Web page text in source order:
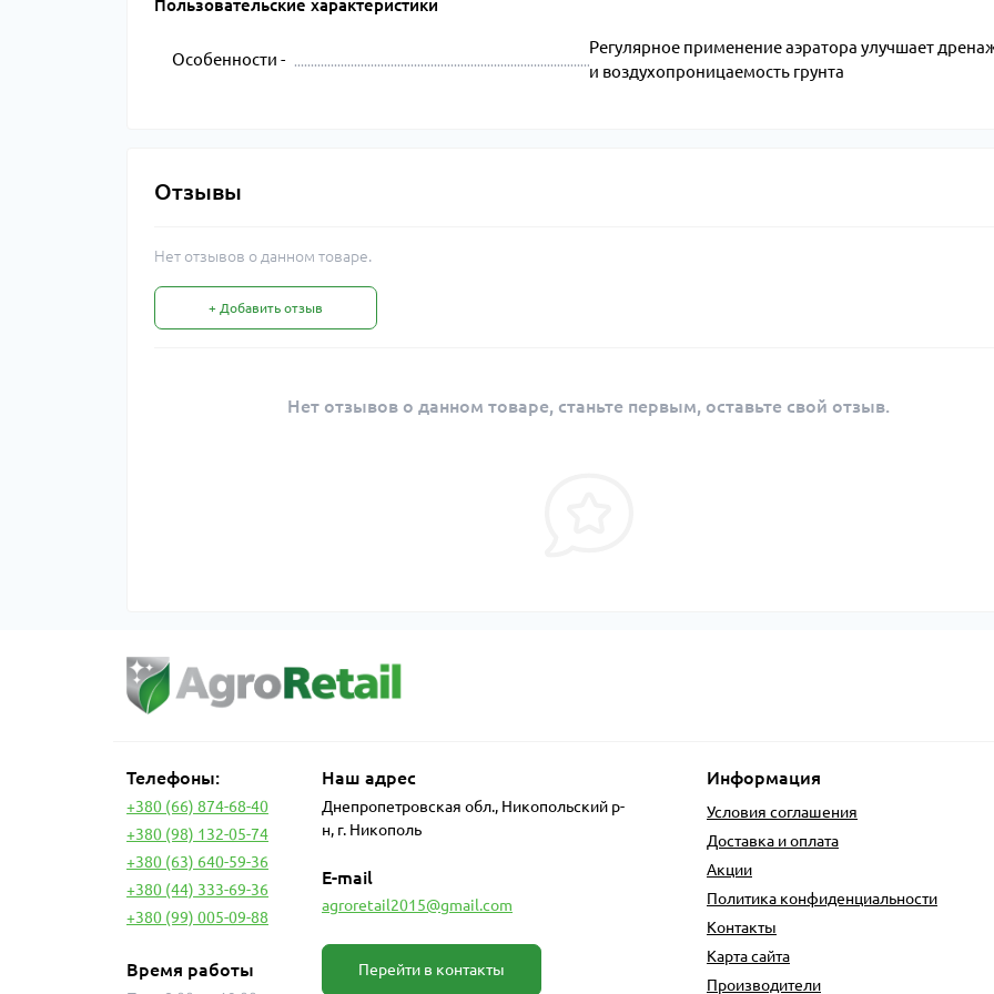
Пользовательские характеристики
Особенности -
Регулярное применение аэратора улучшает
и воздухопроницаемость грунта
Отзывы
Нет отзывов о данном товаре.
+ Добавить отзыв
Нет отзывов о данном товаре, станьте первым, оставьте свой отзыв.
Телефоны:
+380 (66) 874-68-40
+380 (98) 132-05-74
+380 (63) 640-59-36
+380 (44) 333-69-36
+380 (99) 005-09-88
Время работы
Наш адрес
Днепропетровская обл., Никопольский р-
н, г. Никополь
E-mail
agroretail2015@gmail.com
Перейти в контакты
Информация
Условия соглашения
Доставка и оплата
Акции
Политика конфиденциальности
Контакты
Карта сайта
Производители